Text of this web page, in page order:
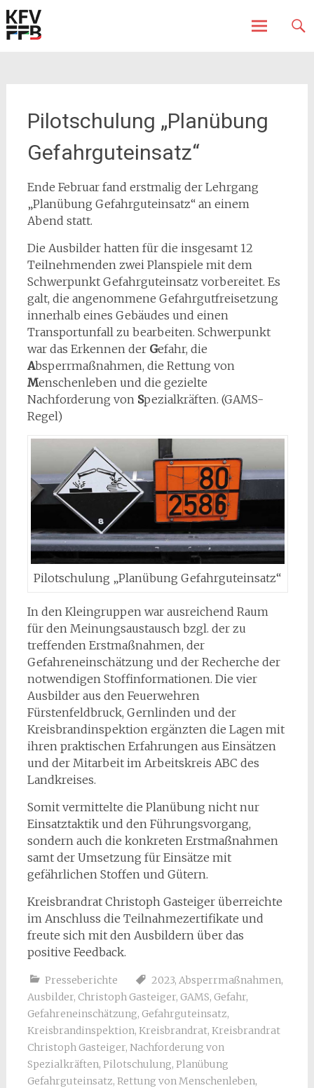
Pilotschulung „Planübung
Gefahrguteinsatz“
Ende Februar fand erstmalig der Lehrgang
„Planübung Gefahrguteinsatz“ an einem
Abend statt.
Die Ausbilder hatten für die insgesamt 12
Teilnehmenden zwei Planspiele mit dem
Schwerpunkt Gefahrguteinsatz vorbereitet. Es
galt, die angenommene Gefahrgutfreisetzung
innerhalb eines Gebäudes und einen
Transportunfall zu bearbeiten. Schwerpunkt
war das Erkennen der Gefahr, die
Absperrmaßnahmen, die Rettung von
Menschenleben und die gezielte
Nachforderung von Spezialkräften. (GAMS-
Regel)
Pilotschulung „Planübung Gefahrguteinsatz“
In den Kleingruppen war ausreichend Raum
für den Meinungsaustausch bzgl. der zu
treffenden Erstmaßnahmen, der
Gefahreneinschätzung und der Recherche der
notwendigen Stoffinformationen. Die vier
Ausbilder aus den Feuerwehren
Fürstenfeldbruck, Gernlinden und der
Kreisbrandinspektion ergänzten die Lagen mit
ihren praktischen Erfahrungen aus Einsätzen
und der Mitarbeit im Arbeitskreis ABC des
Landkreises.
Somit vermittelte die Planübung nicht nur
Einsatztaktik und den Führungsvorgang,
sondern auch die konkreten Erstmaßnahmen
samt der Umsetzung für Einsätze mit
gefährlichen Stoffen und Gütern.
Kreisbrandrat Christoph Gasteiger überreichte
im Anschluss die Teilnahmezertifikate und
freute sich mit den Ausbildern über das
positive Feedback.
Presseberichte 2023, Absperrmaßnahmen,
Ausbilder, Christoph Gasteiger, GAMS, Gefahr,
Gefahreneinschätzung, Gefahrguteinsatz,
Kreisbrandinspektion, Kreisbrandrat, Kreisbrandrat
Christoph Gasteiger, Nachforderung von
Spezialkräften, Pilotschulung, Planübung
Gefahrguteinsatz, Rettung von Menschenleben,